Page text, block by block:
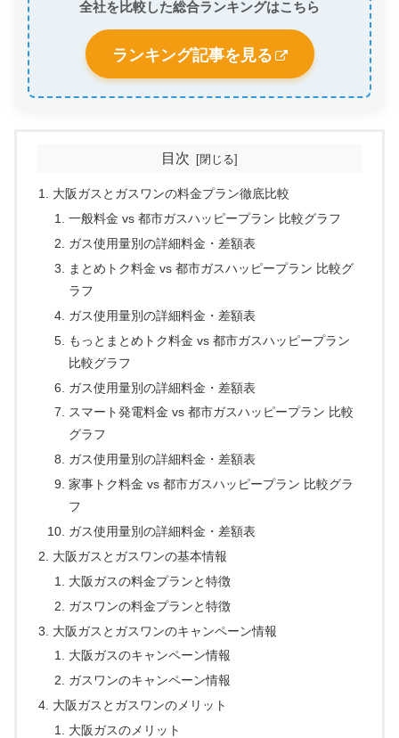
全社を比較した総合ランキングはこちら
ランキング記事を見る
目次
大阪ガスとガスワンの料金プラン徹底比較
一般料金 vs 都市ガスハッピープラン 比較グラフ
ガス使用量別の詳細料金・差額表
まとめトク料金 vs 都市ガスハッピープラン 比較グ
ラフ
ガス使用量別の詳細料金・差額表
もっとまとめトク料金 vs 都市ガスハッピープラン
比較グラフ
ガス使用量別の詳細料金・差額表
スマート発電料金 vs 都市ガスハッピープラン 比較
グラフ
ガス使用量別の詳細料金・差額表
家事トク料金 vs 都市ガスハッピープラン 比較グラ
フ
ガス使用量別の詳細料金・差額表
大阪ガスとガスワンの基本情報
大阪ガスの料金プランと特徴
ガスワンの料金プランと特徴
大阪ガスとガスワンのキャンペーン情報
大阪ガスのキャンペーン情報
ガスワンのキャンペーン情報
大阪ガスとガスワンのメリット
大阪ガスのメリット